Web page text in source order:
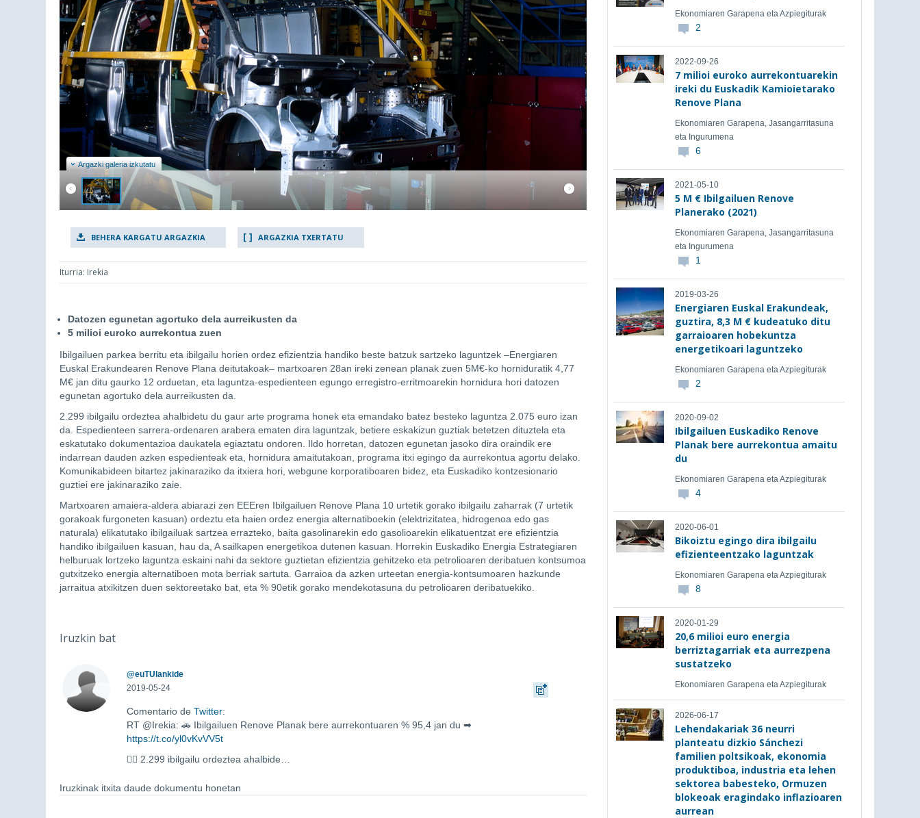
Argazki galeria izkutatu
BEHERA KARGATU ARGAZKIA ARGAZKIA TXERTATU
Iturria: Irekia
Datozen egunetan agortuko dela aurreikusten da
5 milioi euroko aurrekontua zuen
Ibilgailuen parkea berritu eta ibilgailu horien ordez efizientzia handiko beste batzuk sartzeko laguntzek –Energiaren
Euskal Erakundearen Renove Plana deitutakoak– martxoaren 28an ireki zenean planak zuen 5M€-ko horniduratik 4,77
M€ jan ditu gaurko 12 orduetan, eta laguntza-espedienteen egungo erregistro-erritmoarekin hornidura hori datozen
egunetan agortuko dela aurreikusten da.
2.299 ibilgailu ordeztea ahalbidetu du gaur arte programa honek eta emandako batez besteko laguntza 2.075 euro izan
da. Espedienteen sarrera-ordenaren arabera ematen dira laguntzak, betiere eskakizun guztiak betetzen dituztela eta
eskatutako dokumentazioa daukatela egiaztatu ondoren. Ildo horretan, datozen egunetan jasoko dira oraindik ere
indarrean dauden azken espedienteak eta, hornidura amaitutakoan, programa itxi egingo da aurrekontua agortu delako.
Komunikabideen bitartez jakinaraziko da itxiera hori, webgune korporatiboaren bidez, eta Euskadiko kontzesionario
guztiei ere jakinaraziko zaie.
Martxoaren amaiera-aldera abiarazi zen EEEren Ibilgailuen Renove Plana 10 urtetik gorako ibilgailu zaharrak (7 urtetik
gorakoak furgoneten kasuan) ordeztu eta haien ordez energia alternatiboekin (elektrizitatea, hidrogenoa edo gas
naturala) elikatutako ibilgailuak sartzea errazteko, baita gasolinarekin edo gasolioarekin elikatuentzat ere efizientzia
handiko ibilgailuen kasuan, hau da, A sailkapen energetikoa dutenen kasuan. Horrekin Euskadiko Energia Estrategiaren
helburuak lortzeko laguntza eskaini nahi da sektore guztietan efizientzia gehitzeko eta petrolioaren deribatuen kontsumoa
gutxitzeko energia alternatiboen mota berriak sartuta. Garraioa da azken urteetan energia-kontsumoaren hazkunde
jarraitua atxikitzen duen sektoreetako bat, eta % 90etik gorako mendekotasuna du petrolioaren deribatuekiko.
Iruzkin bat
@euTUlankide
2019-05-24
Comentario deTwitter:
RT @Irekia: 🚗 Ibilgailuen Renove Planak bere aurrekontuaren % 95,4 jan du ➡︎
https://t.co/yl0vKvVV5t
👉🏻 2.299 ibilgailu ordeztea ahalbide…
Iruzkinak itxita daude dokumentu honetan
Ekonomiaren Garapena eta Azpiegiturak
2
2022-09-26
7 milioi euroko aurrekontuarekin
ireki du Euskadik Kamioietarako
Renove Plana
Ekonomiaren Garapena, Jasangarritasuna
eta Ingurumena
6
2021-05-10
5 M € Ibilgailuen Renove
Planerako (2021)
Ekonomiaren Garapena, Jasangarritasuna
eta Ingurumena
1
2019-03-26
Energiaren Euskal Erakundeak,
guztira, 8,3 M € kudeatuko ditu
garraioaren hobekuntza
energetikoari laguntzeko
Ekonomiaren Garapena eta Azpiegiturak
2
2020-09-02
Ibilgailuen Euskadiko Renove
Planak bere aurrekontua amaitu
du
Ekonomiaren Garapena eta Azpiegiturak
4
2020-06-01
Bikoiztu egingo dira ibilgailu
efizienteentzako laguntzak
Ekonomiaren Garapena eta Azpiegiturak
8
2020-01-29
20,6 milioi euro energia
berriztagarriak eta aurrezpena
sustatzeko
Ekonomiaren Garapena eta Azpiegiturak
2026-06-17
Lehendakariak 36 neurri
planteatu dizkio Sánchezi
familien poltsikoak, ekonomia
produktiboa, industria eta lehen
sektorea babesteko, Ormuzen
blokeoak eragindako inflazioaren
aurrean